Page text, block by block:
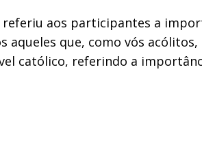
aos participantes a
aqueles que, como vós acólitos,
católico, referindo a